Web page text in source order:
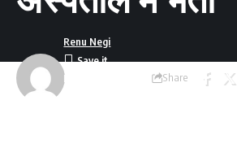
Last updated:
Renu Negi
Share